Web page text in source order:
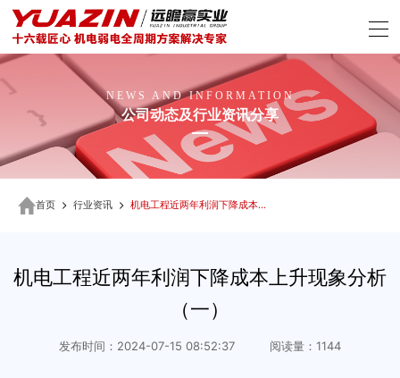
NEWS AND INFORMATION
公司动态及行业资讯分享
首页 行业资讯 机电工程近两年利润下降成本上升现象分析（一）
机电工程近两年利润下降成本上升现象分析
（一）
发布时间：2024-07-15 08:52:37 阅读量：1144